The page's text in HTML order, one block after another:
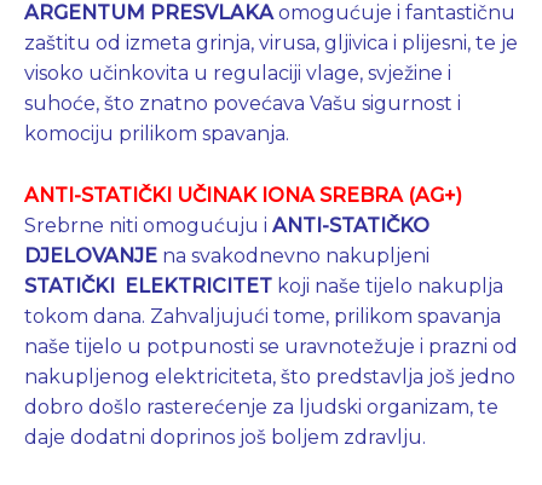
ARGENTUM PRESVLAKAomogućuje i fantastičnu
zaštitu od izmeta grinja, virusa, gljivica i plijesni, te je
visoko učinkovita u regulaciji vlage, svježine i
suhoće, što znatno povećava Vašu sigurnost i
komociju prilikom spavanja.
ANTI-STATIČKI UČINAK IONA SREBRA (AG+)
Srebrne niti omogućuju i ANTI-STATIČKO
DJELOVANJE na svakodnevno nakupljeni
STATIČKI ELEKTRICITET koji naše tijelo nakuplja
tokom dana. Zahvaljujući tome, prilikom spavanja
naše tijelo u potpunosti se uravnotežuje i prazni od
nakupljenog elektriciteta, što predstavlja još jedno
dobro došlo rasterećenje za ljudski organizam, te
daje dodatni doprinos još boljem zdravlju.